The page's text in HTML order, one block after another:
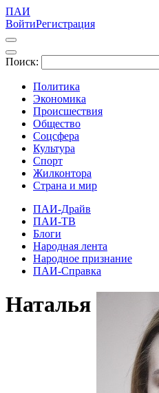
ПАИ
ВойтиРегистрация
Поиск:
Политика
Экономика
Происшествия
Общество
Соцсфера
Культура
Спорт
Жилконтора
Страна и мир
ПАИ-Драйв
ПАИ-ТВ
Блоги
Народная лента
Народное признание
ПАИ-Справка
Наталья